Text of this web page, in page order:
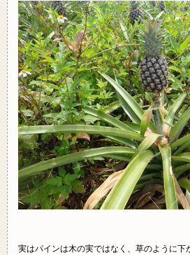
実はパインは木の実ではなく、草のように下